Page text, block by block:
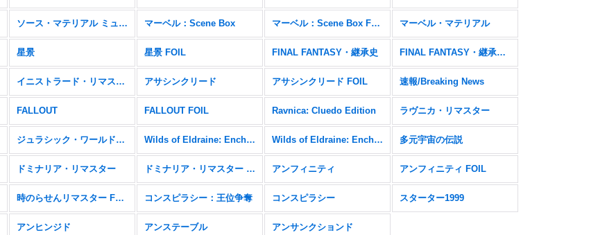
ソース・マテリアル ミュータントタートル FOIL マーベル：Scene Box マーベル：Scene Box FOIL マーベル・マテリアル
星景 星景 FOIL FINAL FANTASY・継承史 FINAL FANTASY・継承史 FOIL
イニストラード・リマスター FOIL アサシンクリード アサシンクリード FOIL 速報/Breaking News
FALLOUT FALLOUT FOIL Ravnica: Cluedo Edition ラヴニカ・リマスター
ジュラシック・ワールド・コレクション Wilds of Eldraine: Enchanting Tales Wilds of Eldraine: Enchanting Tales FOIL 多元宇宙の伝説
ドミナリア・リマスター ドミナリア・リマスター FOIL アンフィニティ アンフィニティ FOIL
時のらせんリマスター FOIL コンスピラシー：王位争奪 コンスピラシー スターター1999
アンヒンジド アンステーブル アンサンクションド